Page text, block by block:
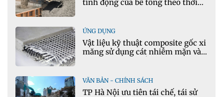
tính động của bê tông theo thời
ỨNG DỤNG
Vật liệu kỹ thuật composite gốc xi
măng sử dụng cát nhiễm mặn và
VĂN BẢN - CHÍNH SÁCH
TP Hà Nội ưu tiên tái chế, tái sử